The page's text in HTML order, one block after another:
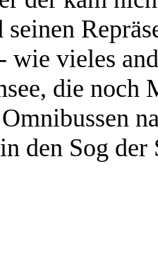
wie vieles
die
den Sog der